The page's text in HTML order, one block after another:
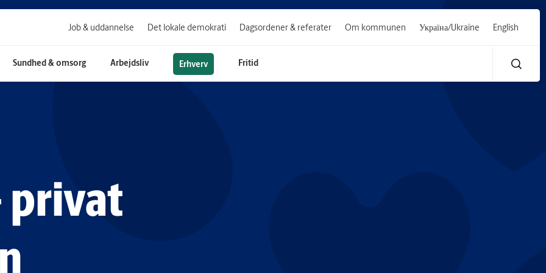
Job & uddannelse Det lokale demokrati Dagsordener & referater Om kommunen Україна/Ukraine English
Sundhed & omsorg Arbejdsliv Erhverv Fritid
privat